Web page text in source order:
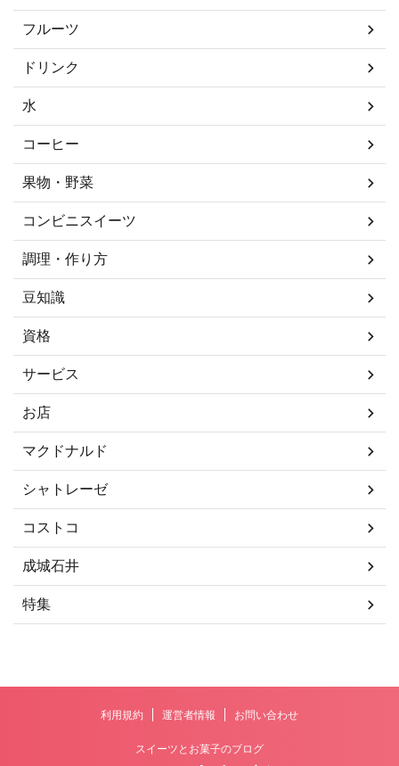
フルーツ
ドリンク
水
コーヒー
果物・野菜
コンビニスイーツ
調理・作り方
豆知識
資格
サービス
お店
マクドナルド
シャトレーゼ
コストコ
成城石井
特集
利用規約 運営者情報 お問い合わせ
スイーツとお菓子のブログ